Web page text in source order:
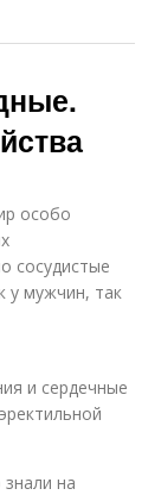
особо
сосудистые
у мужчин, так
и сердечные
на